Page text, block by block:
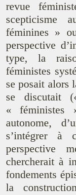
revue
scepticisme
féminines »
perspective
type, la
féministes
se posait alors
se discutait
« féministes
autonome,
s’intégrer à
perspective
chercherait à
fondements
la